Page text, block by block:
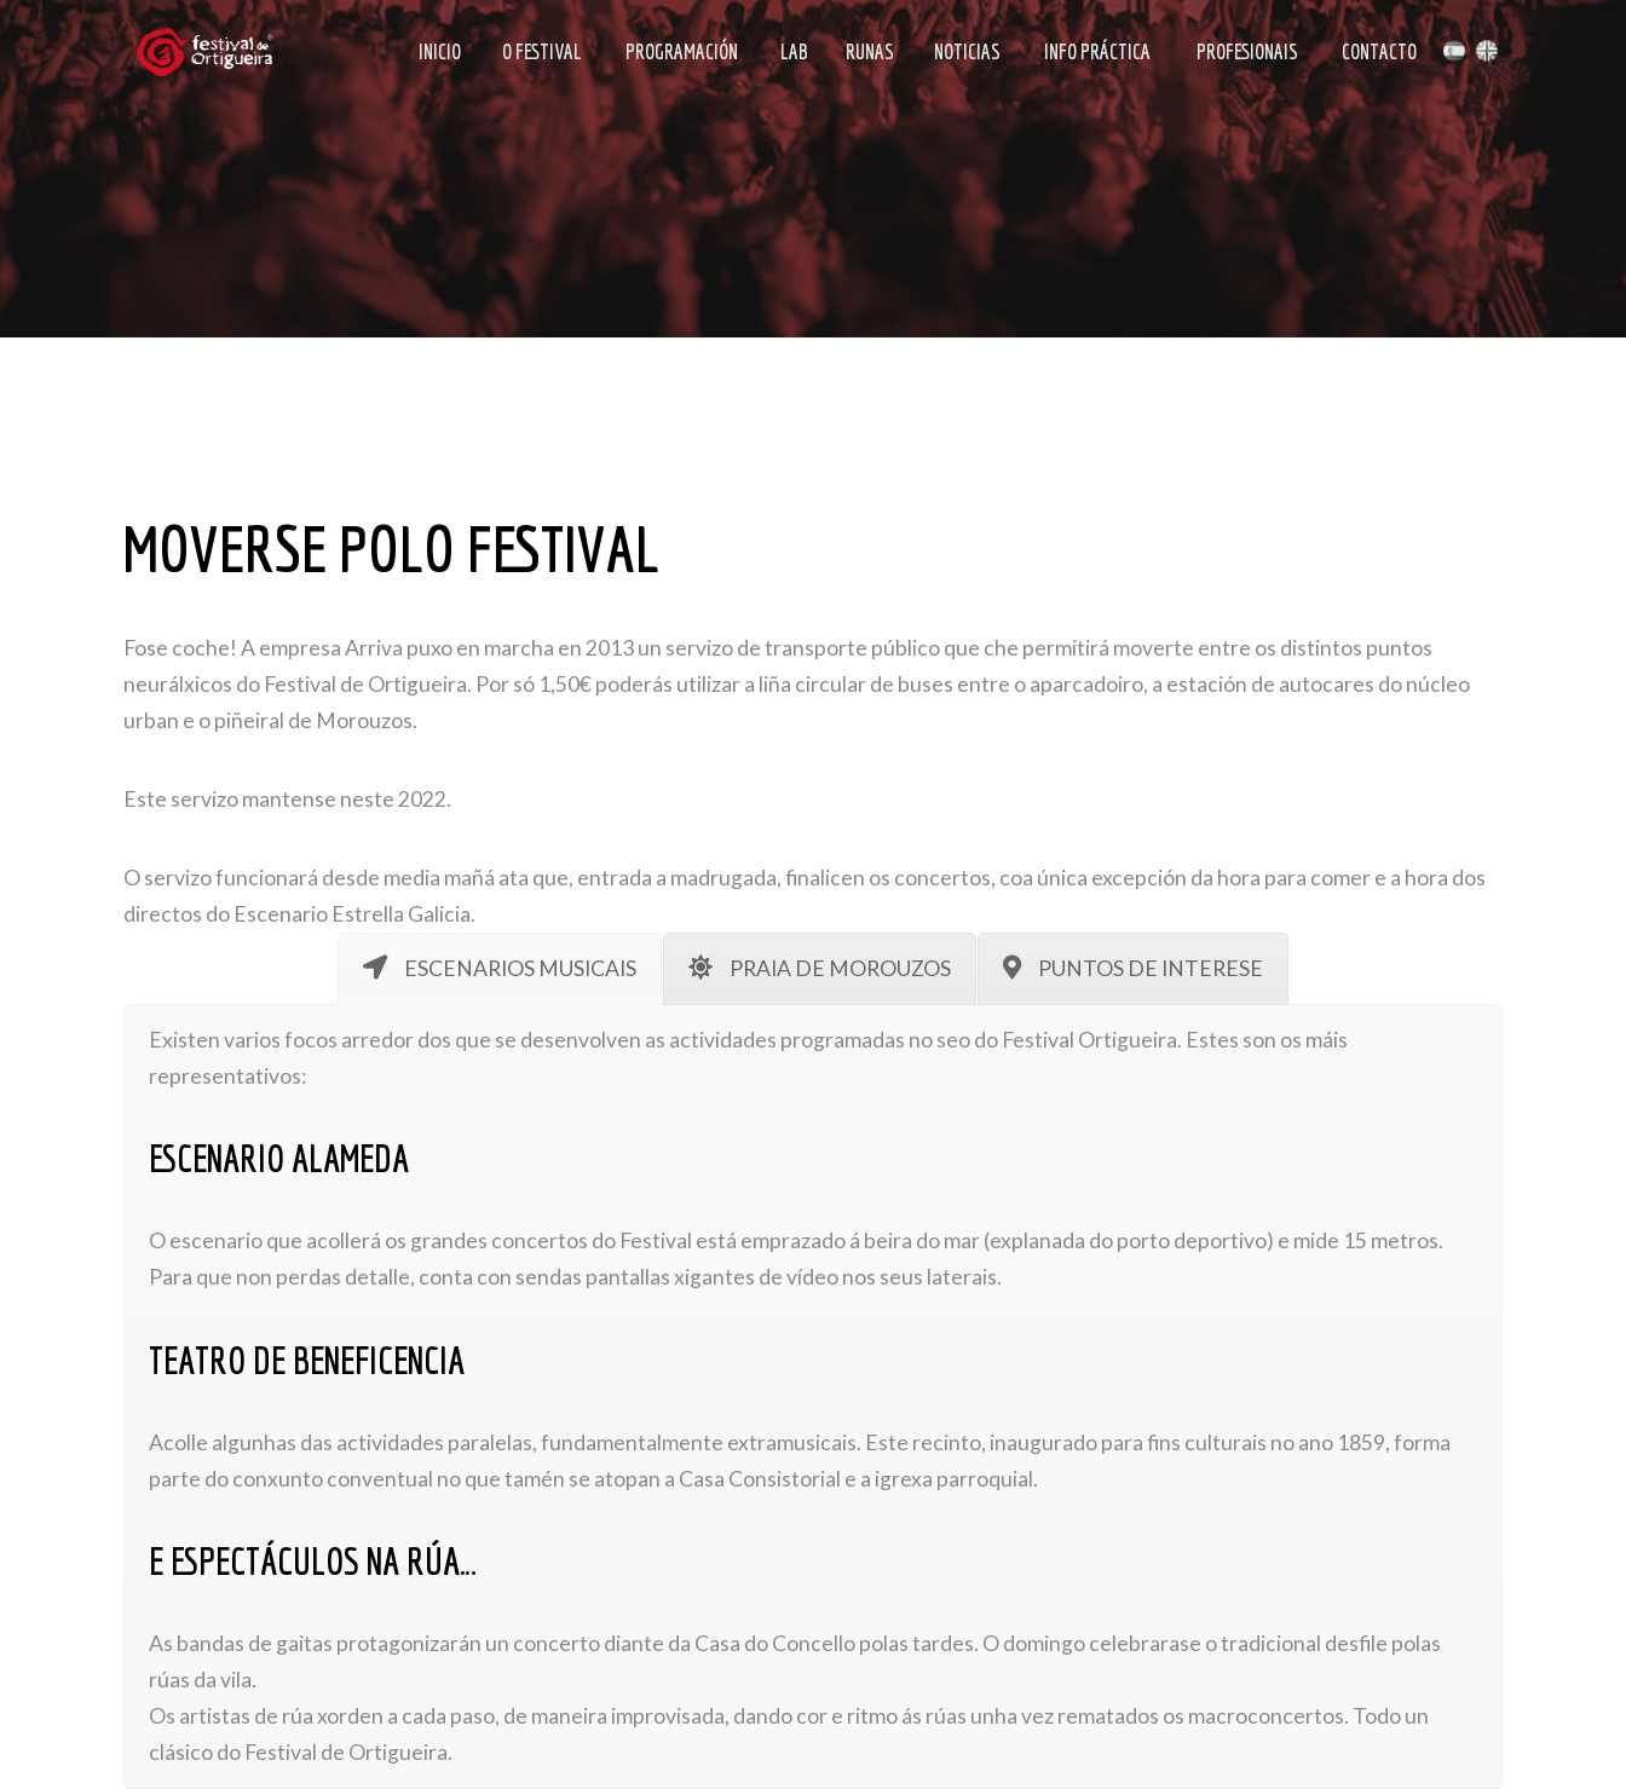
INICIO O FESTIVAL PROGRAMACIÓN LAB RUNAS NOTICIAS INFO PRÁCTICA PROFESIONAIS CONTACTO
MOVERSE POLO FESTIVAL
Fose coche! A empresa Arriva puxo en marcha en 2013 un servizo de transporte público que che permitirá moverte entre os distintos puntos
neurálxicos do Festival de Ortigueira. Por só 1,50€ poderás utilizar a liña circular de buses entre o aparcadoiro, a estación de autocares do núcleo
urban e o piñeiral de Morouzos.
Este servizo mantense neste 2022.
O servizo funcionará desde media mañá ata que, entrada a madrugada, finalicen os concertos, coa única excepción da hora para comer e a hora dos
directos do Escenario Estrella Galicia.
ESCENARIOS MUSICAIS PRAIA DE MOROUZOS PUNTOS DE INTERESE
Existen varios focos arredor dos que se desenvolven as actividades programadas no seo do Festival Ortigueira. Estes son os máis
representativos:
ESCENARIO ALAMEDA
O escenario que acollerá os grandes concertos do Festival está emprazado á beira do mar (explanada do porto deportivo) e mide 15 metros.
Para que non perdas detalle, conta con sendas pantallas xigantes de vídeo nos seus laterais.
TEATRO DE BENEFICENCIA
Acolle algunhas das actividades paralelas, fundamentalmente extramusicais. Este recinto, inaugurado para fins culturais no ano 1859, forma
parte do conxunto conventual no que tamén se atopan a Casa Consistorial e a igrexa parroquial.
E ESPECTÁCULOS NA RÚA…
As bandas de gaitas protagonizarán un concerto diante da Casa do Concello polas tardes. O domingo celebrarase o tradicional desfile polas
rúas da vila.
Os artistas de rúa xorden a cada paso, de maneira improvisada, dando cor e ritmo ás rúas unha vez rematados os macroconcertos. Todo un
clásico do Festival de Ortigueira.